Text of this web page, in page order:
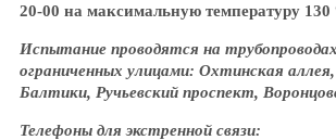
20-00 на максимальную температуру 130
Испытание проводятся на
ограниченных улицами: Охтинская
Балтики, Ручьевский проспект,
Телефоны для экстренной связи: